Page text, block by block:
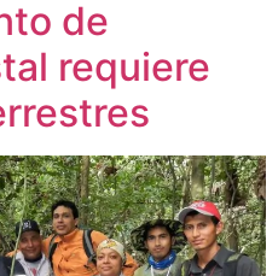
de
requiere